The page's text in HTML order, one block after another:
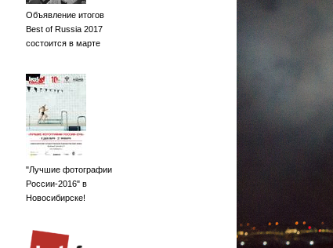
Объявление итогов
Best of Russia 2017
состоится в марте
"Лучшие фотографии
России-2016" в
Новосибирске!